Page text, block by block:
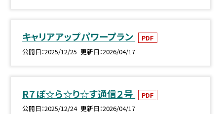
キャリアアップパワープラン
PDF
公開日 2025/12/25 更新日 2026/04/17
R７ぽ☆ら☆り☆す通信２号
PDF
公開日 2025/12/24 更新日 2026/04/17